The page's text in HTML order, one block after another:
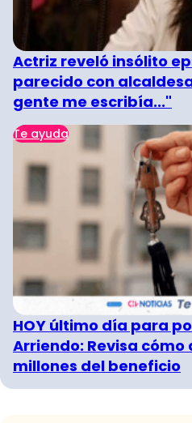
Actriz reveló insólito
parecido con
gente me escribía..."
Te ayuda
HOY último día para
Arriendo: Revisa cómo
millones del beneficio